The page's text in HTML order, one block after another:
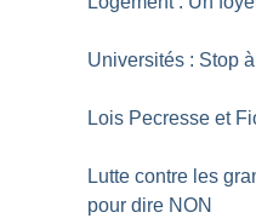
Universités : Stop
Lois Pecresse et
Lutte contre les
pour dire NON